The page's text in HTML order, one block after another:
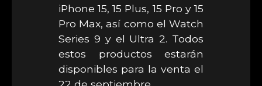
iPhone 15, 15 Plus, 15 Pro y 15
Pro Max, así como el Watch
Series 9 y el Ultra 2. Todos
estos productos estarán
disponibles para la venta el